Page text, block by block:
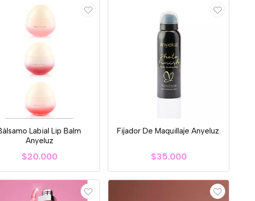
Labial Lip Balm
Anyeluz
$20.000
Fijador De Maquillaje Anyeluz.
$35.000